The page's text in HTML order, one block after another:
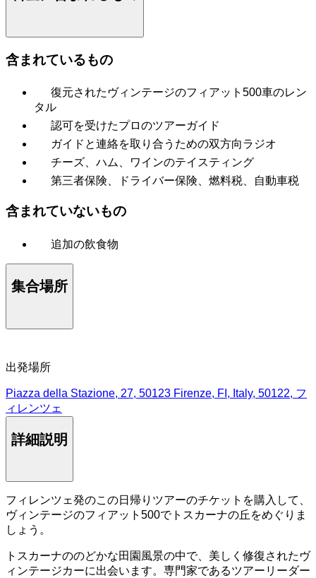
含まれているもの
復元されたヴィンテージのフィアット500車のレン
タル
認可を受けたプロのツアーガイド
ガイドと連絡を取り合うための双方向ラジオ
チーズ、ハム、ワインのテイスティング
第三者保険、ドライバー保険、燃料税、自動車税
含まれていないもの
追加の飲食物
集合場所
出発場所
Piazza della Stazione, 27, 50123 Firenze, FI, Italy, 50122, フ
ィレンツェ
詳細説明
フィレンツェ発のこの日帰りツアーのチケットを購入して、
ヴィンテージのフィアット500でトスカーナの丘をめぐりま
しょう。
トスカーナののどかな田園風景の中で、美しく修復されたヴ
ィンテージカーに出会います。専門家であるツアーリーダー